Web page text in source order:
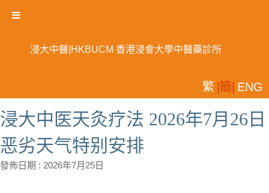
浸大中医天灸疗法 2026年7月26日
恶劣天气特别安排
發佈日期 : 2026年7月25日
浸大中醫|HKBUCM 香港浸會大學中醫藥診所
繁 |簡| ENG